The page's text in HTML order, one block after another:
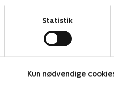
Statistik
Kun nødvendige